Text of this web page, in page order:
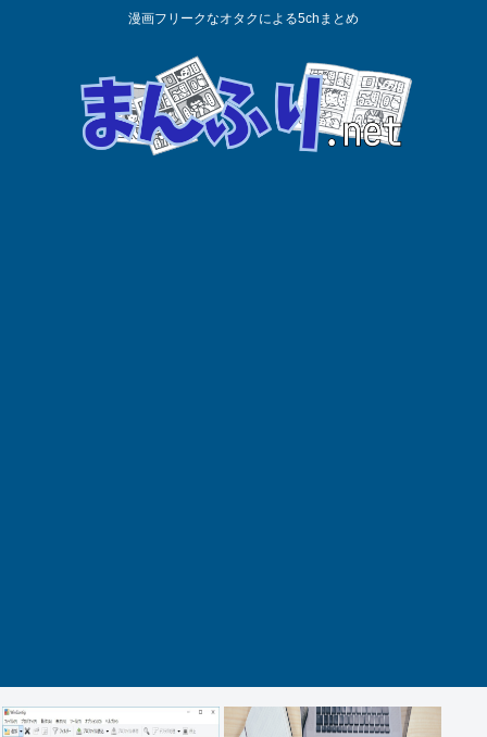
漫画フリークなオタクによる5chまとめ